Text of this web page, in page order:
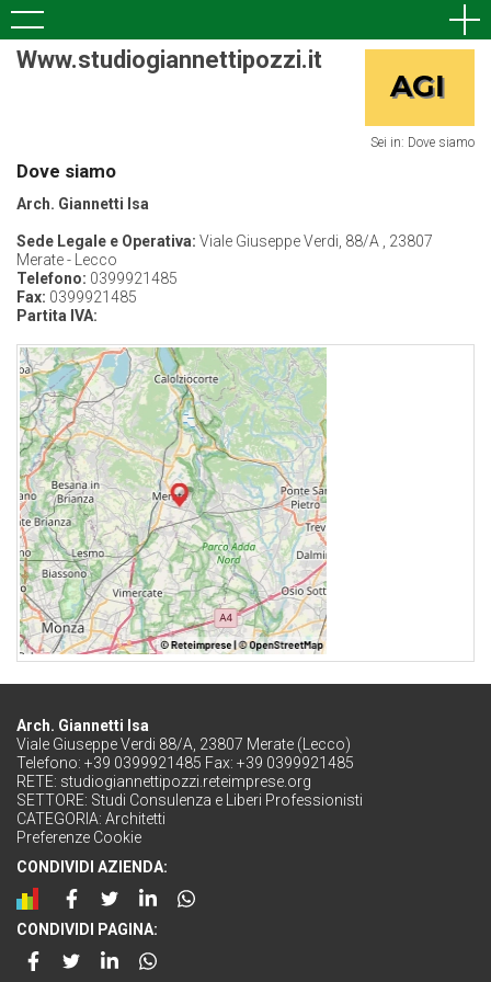
Www.studiogiannettipozzi.it
Sei in: Dove siamo
Dove siamo
Arch. Giannetti Isa
Sede Legale e Operativa: Viale Giuseppe Verdi, 88/A , 23807
Merate - Lecco
Telefono: 0399921485
Fax: 0399921485
Partita IVA:
Arch. Giannetti Isa
Viale Giuseppe Verdi 88/A, 23807 Merate (Lecco)
Telefono: +39 0399921485 Fax: +39 0399921485
RETE: studiogiannettipozzi.reteimprese.org
SETTORE: Studi Consulenza e Liberi Professionisti
CATEGORIA: Architetti
Preferenze Cookie
CONDIVIDI AZIENDA:
CONDIVIDI PAGINA: